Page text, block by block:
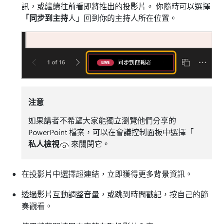
訊，或繼續往前看即將推出的投影片。 你隨時可以選擇
「同步到主持人」回到你的主持人所在位置。
注意
如果講者不希望大家能獨立瀏覽他們分享的
PowerPoint 檔案，可以在會議控制面板中選擇「
私人檢視
來關閉它。
在投影片中選擇超連結，立即獲得更多背景資訊。
透過影片互動調整音量，或跳到時間戳記，按自己的節
奏觀看。